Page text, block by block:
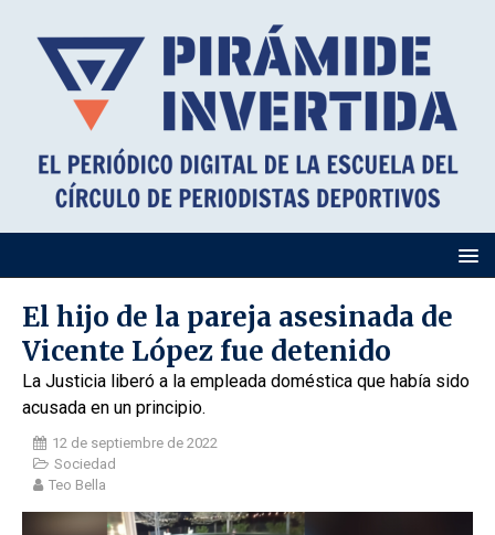
El hijo de la pareja asesinada de
Vicente López fue detenido
La Justicia liberó a la empleada doméstica que había sido
acusada en un principio.
12 de septiembre de 2022
Sociedad
Teo Bella